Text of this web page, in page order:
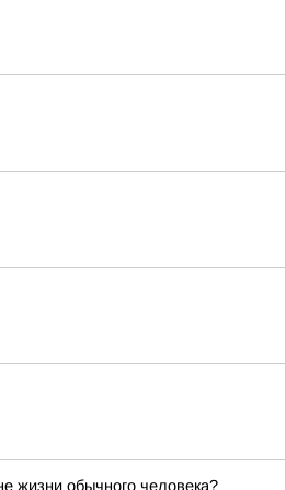
жизни обычного человека?